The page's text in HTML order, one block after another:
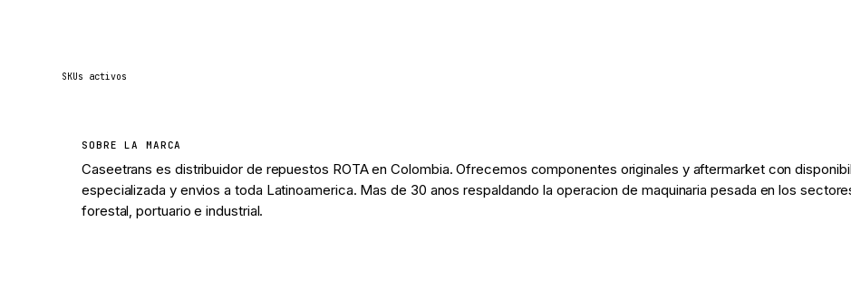
SKUs activos
SOBRE LA MARCA
Caseetrans es distribuidor de repuestos ROTA en Colombia. Ofrecemos componentes originales y aftermarket con
especializada y envios a toda Latinoamerica. Mas de 30 anos respaldando la operacion de maquinaria pesada en los
forestal, portuario e industrial.